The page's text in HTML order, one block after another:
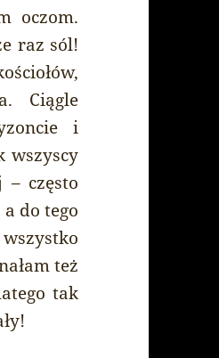
oczom.
raz sól!
Ciągle
i
wszyscy
– często
do tego
też
tak